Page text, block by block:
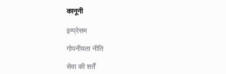
कानूनी
इम्प्रेसम
गोपनीयता नीति
सेवा की शर्तें